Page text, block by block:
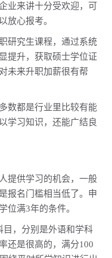
业来讲十分受欢迎，可
放心报考。
究生课程，通过系统
提升，获取硕士学位证
未来升职加薪很有帮
都是行业里比较有能
学习知识，还能广结良
供学习的机会，一般
报名门槛相当低了。申
位满3年的条件。
，分别是外语和学科
还是很高的，满分100